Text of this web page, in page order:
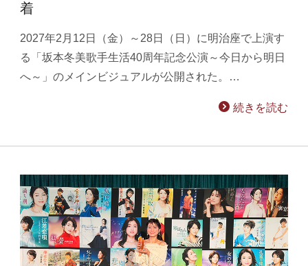
着
2027年2月12日（金）～28日（日）に明治座で上演す
る「坂本冬美歌手生活40周年記念公演～今日から明日
へ～」のメインビジュアルが公開された。…
続きを読む